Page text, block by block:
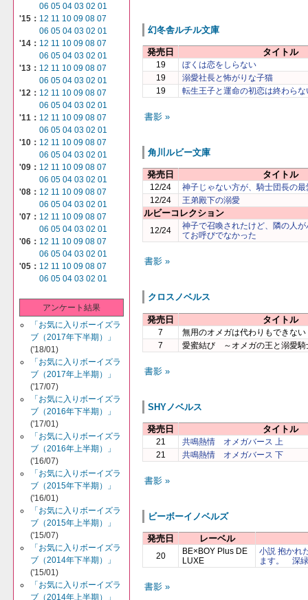
06 05 04 03 02 01
'15： 12 11 10 09 08 07
06 05 04 03 02 01
'14： 12 11 10 09 08 07
06 05 04 03 02 01
'13： 12 11 10 09 08 07
06 05 04 03 02 01
'12： 12 11 10 09 08 07
06 05 04 03 02 01
'11： 12 11 10 09 08 07
06 05 04 03 02 01
'10： 12 11 10 09 08 07
06 05 04 03 02 01
'09： 12 11 10 09 08 07
06 05 04 03 02 01
'08： 12 11 10 09 08 07
06 05 04 03 02 01
'07： 12 11 10 09 08 07
06 05 04 03 02 01
'06： 12 11 10 09 08 07
06 05 04 03 02 01
'05： 12 11 10 09 08 07
06 05 04 03 02 01
アンケート結果
「お気に入りボーイズラ
ブ（2017年下半期）」
('18/01)
「お気に入りボーイズラ
ブ（2017年上半期）」
('17/07)
「お気に入りボーイズラ
ブ（2016年下半期）」
('17/01)
「お気に入りボーイズラ
ブ（2016年上半期）」
('16/07)
「お気に入りボーイズラ
ブ（2015年下半期）」
('16/01)
「お気に入りボーイズラ
ブ（2015年上半期）」
('15/07)
「お気に入りボーイズラ
ブ（2014年下半期）」
('15/01)
「お気に入りボーイズラ
ブ（2014年上半期）」
幻冬舎ルチル文庫
発売日 タイトル
19
ぼくは恋をしらない
19
溺愛社長と怖がりな子猫
19
転生王子と運命の初恋は終わらな
書影 »
角川ルビー文庫
発売日 タイトル
12/24
神子じゃない方が、騎士団長の
12/24
王弟殿下の溺愛
ルビーコレクション
12/24
神子で召喚されたけど、隣の人
てお呼びでなかった
書影 »
クロスノベルス
発売日 タイトル
7
無用のオメガは代わりもできない
7
愛蜜結び ～オメガの王と溺愛騎
書影 »
SHYノベルス
発売日 タイトル
21
共鳴熱情 オメガバース 上
21
共鳴熱情 オメガバース 下
書影 »
ビーボーイノベルズ
発売日 レーベル
20
BE×BOY Plus DE
LUXE
小説 抱かれ
ます。 深
書影 »